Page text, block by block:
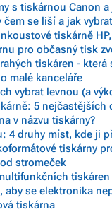
s tiskárnou Canon a
čem se liší a jak
tiskárně
pro občasný tisk
tiskáren - která
malé kanceláře
vybrat levnou (a
5 nejčastějších
v názvu tiskárny?
4 druhy míst, kde ji
tiskárny
stromeček
tiskáren
aby se elektronika
tiskárna